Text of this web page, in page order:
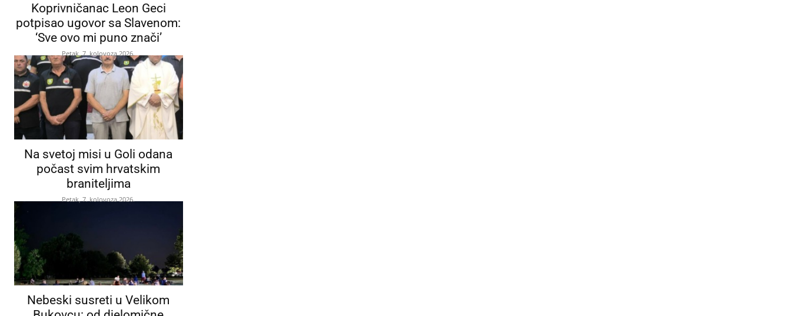
Koprivničanac Leon Geci
potpisao ugovor sa Slavenom:
‘Sve ovo mi puno znači’
Petak, 7. kolovoza 2026.
Na svetoj misi u Goli odana
počast svim hrvatskim
braniteljima
Petak, 7. kolovoza 2026.
Nebeski susreti u Velikom